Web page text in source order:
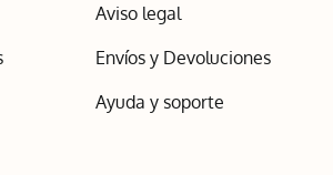
Aviso legal
Envíos y Devoluciones
Ayuda y soporte